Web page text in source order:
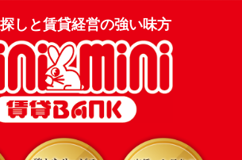
しと賃貸経営の強い味方